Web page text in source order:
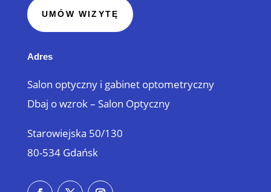
UMÓW WIZYTĘ
Adres
Salon optyczny i gabinet optometryczny
Dbaj o wzrok – Salon Optyczny
Starowiejska 50/130
80-534 Gdańsk